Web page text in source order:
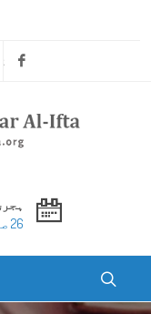
26 صفر 1448